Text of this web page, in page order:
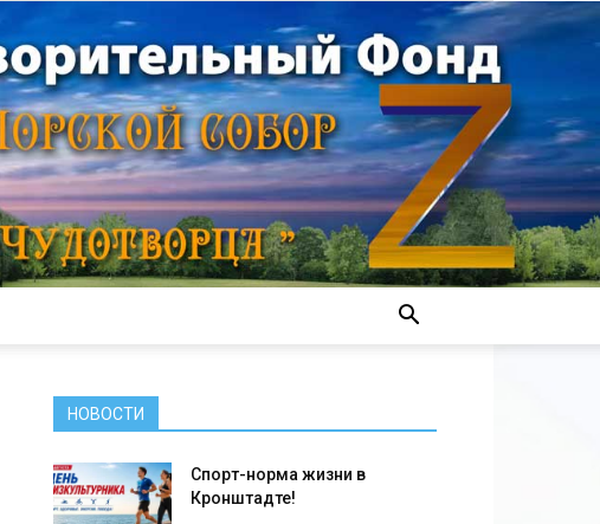
НОВОСТИ
Спорт-норма жизни в
Кронштадте!